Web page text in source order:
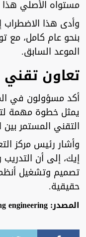
مستواه الأصلي هذا
وأدى هذا الاضطراب
الموعد السابق.
تعاون
أكد مسؤولون في
يمثل خطوة مهمة
التقني المستمر بين
وأشار رئيس مركز
إيك، إلى أن
تصميم وتشغيل
حقيقية.
المصدر: interesting engineering